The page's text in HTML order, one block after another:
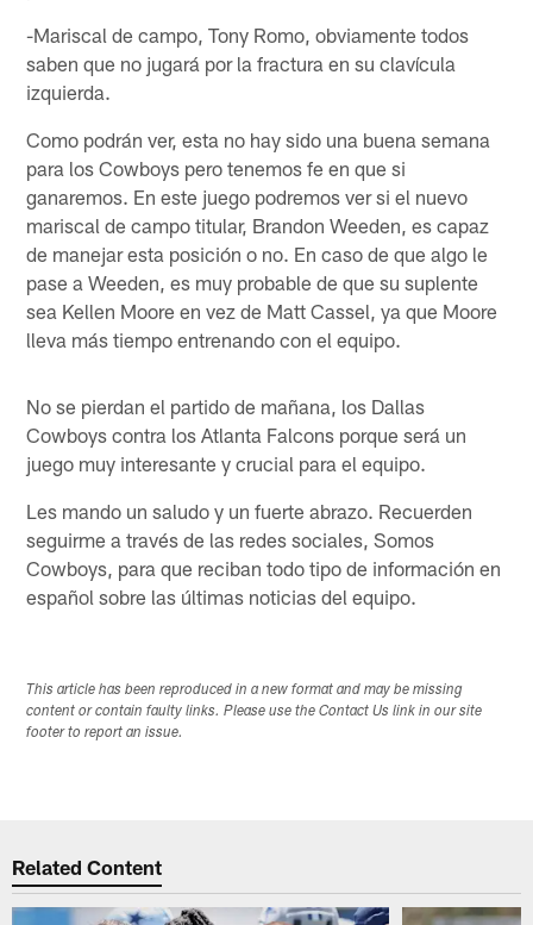
-Mariscal de campo, Tony Romo, obviamente todos
saben que no jugará por la fractura en su clavícula
izquierda.
Como podrán ver, esta no hay sido una buena semana
para los Cowboys pero tenemos fe en que si
ganaremos. En este juego podremos ver si el nuevo
mariscal de campo titular, Brandon Weeden, es capaz
de manejar esta posición o no. En caso de que algo le
pase a Weeden, es muy probable de que su suplente
sea Kellen Moore en vez de Matt Cassel, ya que Moore
lleva más tiempo entrenando con el equipo.
No se pierdan el partido de mañana, los Dallas
Cowboys contra los Atlanta Falcons porque será un
juego muy interesante y crucial para el equipo.
Les mando un saludo y un fuerte abrazo. Recuerden
seguirme a través de las redes sociales, Somos
Cowboys, para que reciban todo tipo de información en
español sobre las últimas noticias del equipo.
This article has been reproduced in a new format and may be missing
content or contain faulty links. Please use the Contact Us link in our site
footer to report an issue.
Related Content